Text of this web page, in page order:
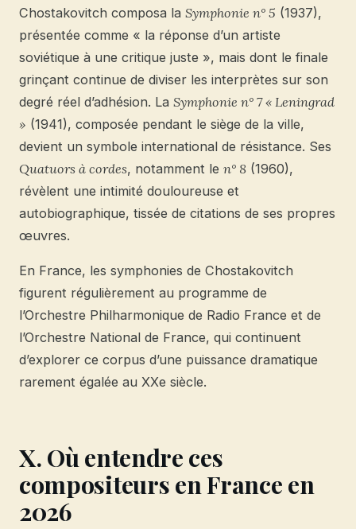
Chostakovitch composa la Symphonie n° 5 (1937),
présentée comme « la réponse d’un artiste
soviétique à une critique juste », mais dont le finale
grinçant continue de diviser les interprètes sur son
degré réel d’adhésion. La Symphonie n° 7 « Leningrad
» (1941), composée pendant le siège de la ville,
devient un symbole international de résistance. Ses
Quatuors à cordes, notamment le n° 8 (1960),
révèlent une intimité douloureuse et
autobiographique, tissée de citations de ses propres
œuvres.
En France, les symphonies de Chostakovitch
figurent régulièrement au programme de
l’Orchestre Philharmonique de Radio France et de
l’Orchestre National de France, qui continuent
d’explorer ce corpus d’une puissance dramatique
rarement égalée au XXe siècle.
X. Où entendre ces
compositeurs en France en
2026